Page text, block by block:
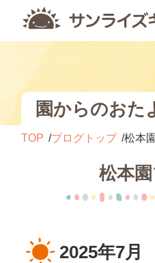
園からのおた
TOP ブログトップ 松本
松本
2025年7月